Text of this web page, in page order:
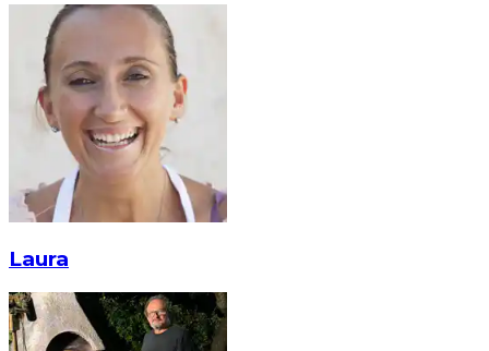
Laura